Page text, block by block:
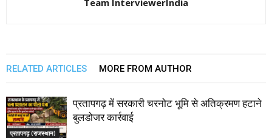
Team InterviewerIndia
RELATED ARTICLES MORE FROM AUTHOR
प्रतापगढ़ (राजस्थान)
प्रतापगढ़ में सरकारी चरनोट भूमि से अतिक्रमण हटाने
बुलडोजर कार्रवाई